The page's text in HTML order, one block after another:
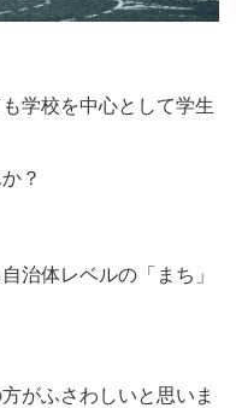
学校を中心として学生
？
治体レベルの「まち」
がふさわしいと思いま